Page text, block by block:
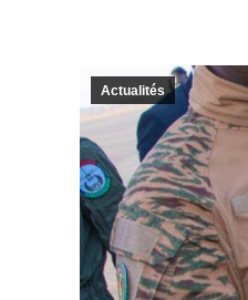
Actualités